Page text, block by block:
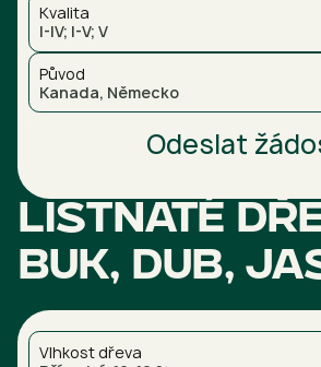
Kvalita
I-IV; I-V; V
Původ
Kanada, Německo
Odeslat
Listnaté
buk, dub,
Vlhkost dřeva